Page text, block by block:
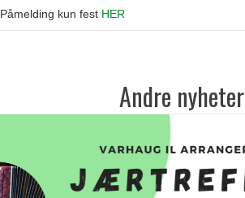
Påmelding kun fest HER
Andre nyheter